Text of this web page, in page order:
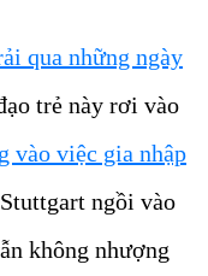
qua những ngày
trẻ này rơi vào
vào việc gia nhập
ngồi vào
không nhượng